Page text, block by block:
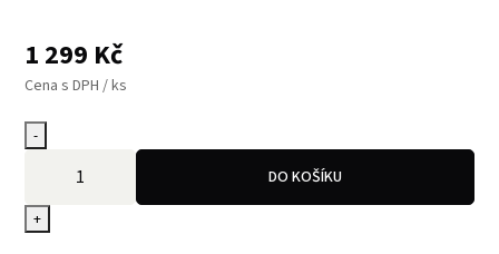
1 299 Kč
Cena s DPH / ks
-
+
DO KOŠÍKU